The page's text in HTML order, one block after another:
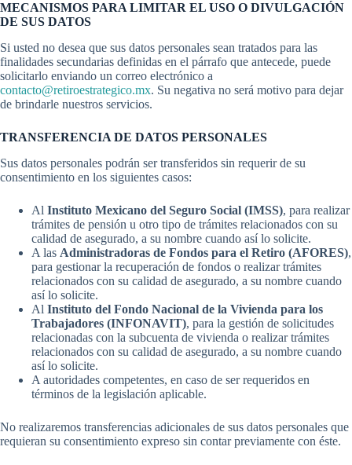
MECANISMOS PARA LIMITAR EL USO O DIVULGACIÓN
DE SUS DATOS
Si usted no desea que sus datos personales sean tratados para las
finalidades secundarias definidas en el párrafo que antecede, puede
solicitarlo enviando un correo electrónico a
contacto@retiroestrategico.mx. Su negativa no será motivo para dejar
de brindarle nuestros servicios.
TRANSFERENCIA DE DATOS PERSONALES
Sus datos personales podrán ser transferidos sin requerir de su
consentimiento en los siguientes casos:
Al Instituto Mexicano del Seguro Social (IMSS), para realizar
trámites de pensión u otro tipo de trámites relacionados con su
calidad de asegurado, a su nombre cuando así lo solicite.
A las Administradoras de Fondos para el Retiro (AFORES),
para gestionar la recuperación de fondos o realizar trámites
relacionados con su calidad de asegurado, a su nombre cuando
así lo solicite.
Al Instituto del Fondo Nacional de la Vivienda para los
Trabajadores (INFONAVIT), para la gestión de solicitudes
relacionadas con la subcuenta de vivienda o realizar trámites
relacionados con su calidad de asegurado, a su nombre cuando
así lo solicite.
A autoridades competentes, en caso de ser requeridos en
términos de la legislación aplicable.
No realizaremos transferencias adicionales de sus datos personales que
requieran su consentimiento expreso sin contar previamente con éste.